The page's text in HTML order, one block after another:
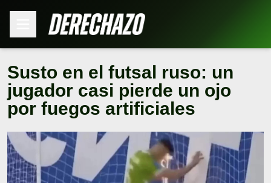
Susto en el futsal ruso: un
jugador casi pierde un ojo
por fuegos artificiales